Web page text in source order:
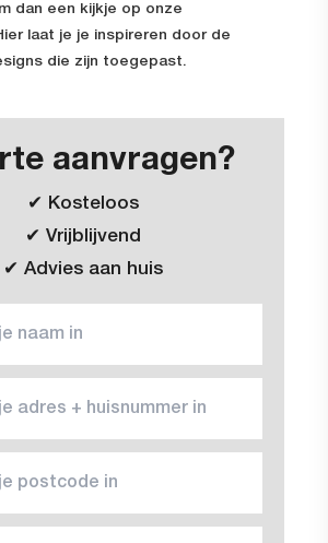
dan een kijkje op onze
laat je je inspireren door de
die zijn toegepast.
aanvragen?
✔ Kosteloos
✔ Vrijblijvend
✔ Advies aan huis